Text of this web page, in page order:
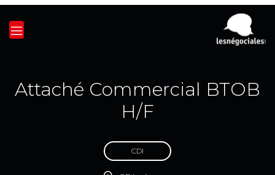
Attaché Commercial BTOB
H/F
CDI